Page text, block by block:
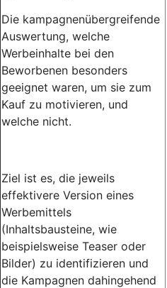
Die kampagnenübergreifende
Auswertung, welche
Werbeinhalte bei den
Beworbenen besonders
geeignet waren, um sie zum
Kauf zu motivieren, und
welche nicht.
Ziel ist es, die jeweils
effektivere Version eines
Werbemittels
(Inhaltsbausteine, wie
beispielsweise Teaser oder
Bilder) zu identifizieren und
die Kampagnen dahingehend